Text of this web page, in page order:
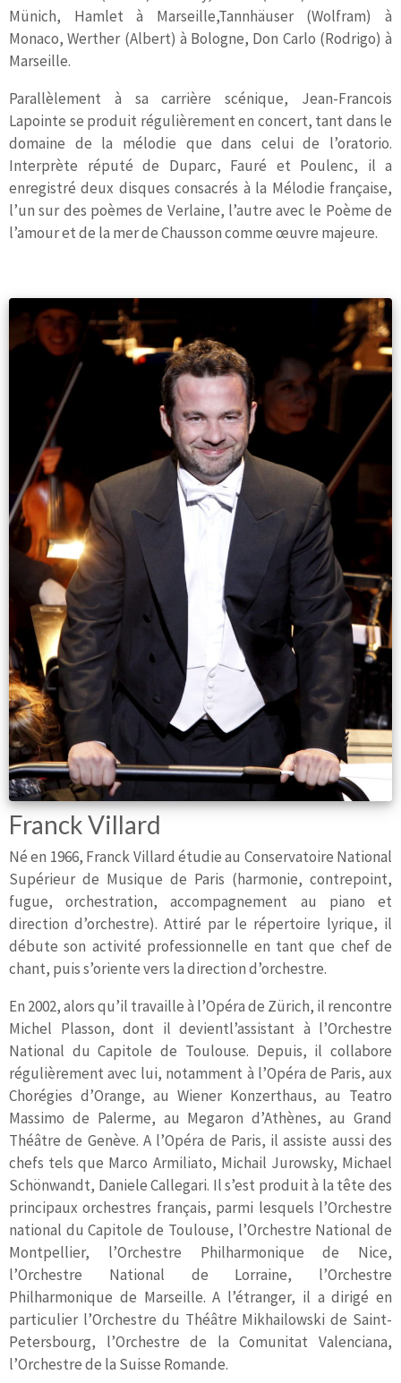
Münich, Hamlet à Marseille,Tannhäuser (Wolfram) à
Monaco, Werther (Albert) à Bologne, Don Carlo (Rodrigo) à
Marseille.
Parallèlement à sa carrière scénique, Jean-Francois
Lapointe se produit régulièrement en concert, tant dans le
domaine de la mélodie que dans celui de l’oratorio.
Interprète réputé de Duparc, Fauré et Poulenc, il a
enregistré deux disques consacrés à la Mélodie française,
l’un sur des poèmes de Verlaine, l’autre avec le Poème de
l’amour et de la mer de Chausson comme œuvre majeure.
Franck Villard
Né en 1966, Franck Villard étudie au Conservatoire National
Supérieur de Musique de Paris (harmonie, contrepoint,
fugue, orchestration, accompagnement au piano et
direction d’orchestre). Attiré par le répertoire lyrique, il
débute son activité professionnelle en tant que chef de
chant, puis s’oriente vers la direction d’orchestre.
En 2002, alors qu’il travaille à l’Opéra de Zürich, il rencontre
Michel Plasson, dont il devientl’assistant à l’Orchestre
National du Capitole de Toulouse. Depuis, il collabore
régulièrement avec lui, notamment à l’Opéra de Paris, aux
Chorégies d’Orange, au Wiener Konzerthaus, au Teatro
Massimo de Palerme, au Megaron d’Athènes, au Grand
Théâtre de Genève. A l’Opéra de Paris, il assiste aussi des
chefs tels que Marco Armiliato, Michail Jurowsky, Michael
Schönwandt, Daniele Callegari. Il s’est produit à la tête des
principaux orchestres français, parmi lesquels l’Orchestre
national du Capitole de Toulouse, l’Orchestre National de
Montpellier, l’Orchestre Philharmonique de Nice,
l’Orchestre National de Lorraine, l’Orchestre
Philharmonique de Marseille. A l’étranger, il a dirigé en
particulier l’Orchestre du Théâtre Mikhailowski de Saint-
Petersbourg, l’Orchestre de la Comunitat Valenciana,
l’Orchestre de la Suisse Romande.